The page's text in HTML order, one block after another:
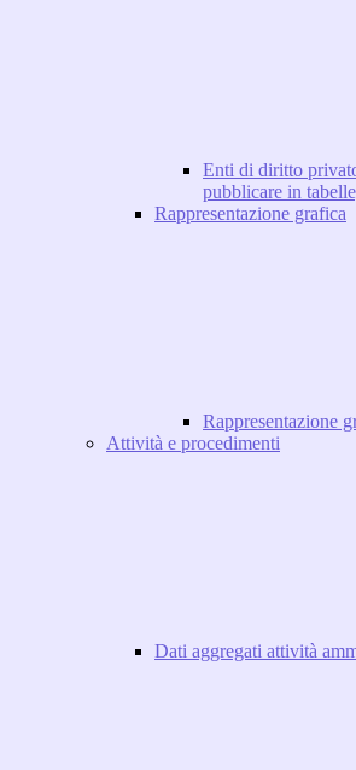
Enti di diritto
pubblicare in
Rappresentazione grafica
Rappresentazione
Attività e procedimenti
Dati aggregati attività